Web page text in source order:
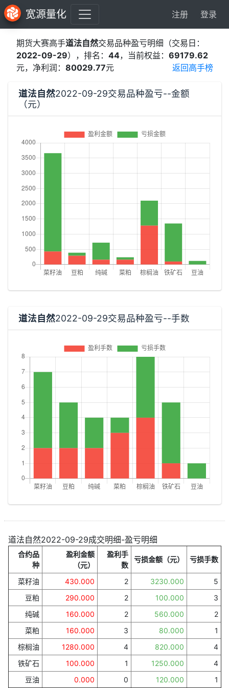
宽源量化 注册 登录
期货大赛高手道法自然交易品种盈亏明细（交易日：
2022-09-29），排名： 44，当前权益： 69179.62
元，净利润： 80029.77元 返回高手榜
道法自然2022-09-29交易品种盈亏--金额
（元）
道法自然2022-09-29交易品种盈亏--手数
道法自然2022-09-29成交明细-盈亏明细
合约品
种
盈利金额
（元）
盈利手
数
亏损金额（元） 亏损手数
菜籽油 430.000 2 3230.000
5
豆粕
290.000 2 100.000
3
纯碱
160.000 2 560.000
2
菜粕
160.000 3 80.000
1
棕榈油
1280.000 4 820.000
4
铁矿石
100.000 1 1250.000
4
豆油
0.000 0 120.000 1